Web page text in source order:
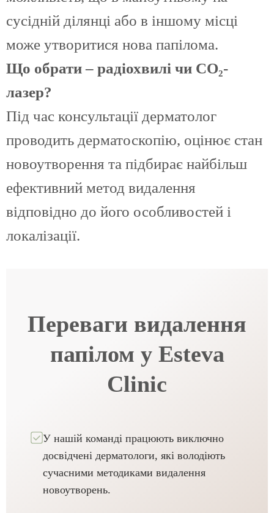
сусідній ділянці або в іншому місці
може утворитися нова папілома.
Що обрати – радіохвилі чи CO₂-
лазер?
Під час консультації дерматолог
проводить дерматоскопію, оцінює стан
новоутворення та підбирає найбільш
ефективний метод видалення
відповідно до його особливостей і
локалізації.
Переваги видалення
папілом у Esteva
Clinic
У нашій команді працюють виключно
досвідчені дерматологи, які володіють
сучасними методиками видалення
новоутворень.